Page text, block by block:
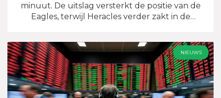
minuut. De uitslag versterkt de positie van de
Eagles, terwijl Heracles verder zakt in de
NIEUWS